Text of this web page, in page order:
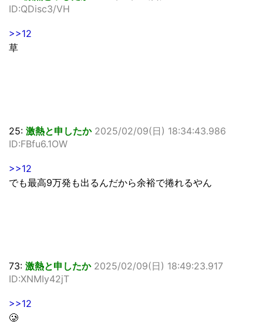
ID:QDisc3/VH
>>12
草
25: 激熱と申したか 2025/02/09(日) 18:34:43.986
ID:FBfu6.1OW
>>12
でも最高9万発も出るんだから余裕で捲れるやん
73: 激熱と申したか 2025/02/09(日) 18:49:23.917
ID:XNMIy42jT
>>12
🥲